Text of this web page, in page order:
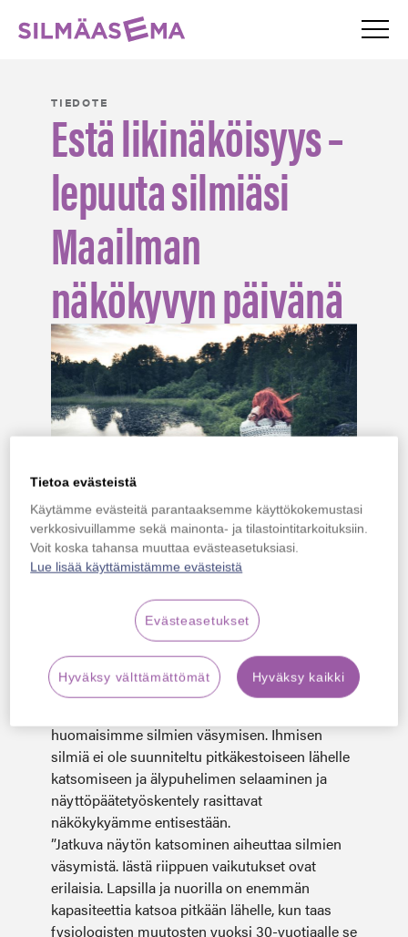
Silmäasema – etusivu
TIEDOTE
Estä likinäköisyys –
lepuuta silmiäsi
Maailman
näkökyvyn päivänä
Maailman näkökyvyn päivää (World Sight
Day) vietetään taas lokakuun toisena
torstaina. Tänä vuonna Silmäasema haluaa
muistuttaa silmien lepohetkien tärkeydestä
ja kirkkaiden näyttöjen vaikutuksista
silmienterveyteen.
Katsomme arjessa yhä enemmän lähelle kuin
kauas horisonttiin. Vietämme yhä enemmän
huomaisimme silmien väsymisen. Ihmisen
silmiä ei ole suunniteltu pitkäkestoiseen lähelle
katsomiseen ja älypuhelimen selaaminen ja
näyttöpäätetyöskentely rasittavat
näkökykyämme entisestään.
”Jatkuva näytön katsominen aiheuttaa silmien
väsymistä. Iästä riippuen vaikutukset ovat
erilaisia. Lapsilla ja nuorilla on enemmän
kapasiteettia katsoa pitkään lähelle, kun taas
fysiologisten muutosten vuoksi 30-vuotiaalle se
Tietoa evästeistä
Käytämme evästeitä parantaaksemme käyttökokemustasi
verkkosivuillamme sekä mainonta- ja tilastointitarkoituksiin.
Voit koska tahansa muuttaa evästeasetuksiasi.
Lue lisää käyttämistämme evästeistä
Evästeasetukset
Hyväksy välttämättömät Hyväksy kaikki